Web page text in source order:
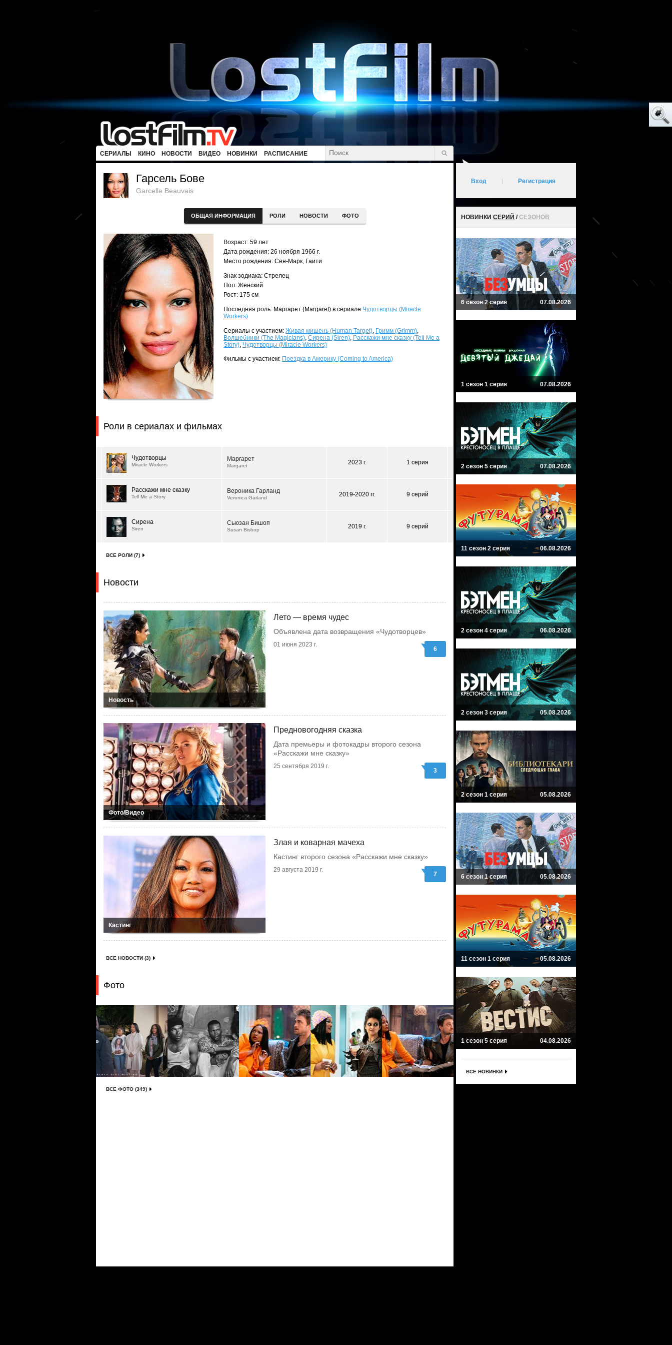
СЕРИАЛЫ КИНО НОВОСТИ ВИДЕО НОВИНКИ РАСПИСАНИЕ
Гарсель Бове
Garcelle Beauvais
ОБЩАЯ ИНФОРМАЦИЯ РОЛИ НОВОСТИ ФОТО
Возраст: 59 лет
Дата рождения: 26 ноября 1966 г.
Место рождения: Сен-Марк, Гаити
Знак зодиака: Стрелец
Пол: Женский
Рост: 175 см
Последняя роль: Маргарет (Margaret) в сериале Чудотворцы (Miracle
Workers)
Сериалы с участием: Живая мишень (Human Target), Гримм (Grimm),
Волшебники (The Magicians), Сирена (Siren), Расскажи мне сказку (Tell Me a
Story), Чудотворцы (Miracle Workers)
Фильмы с участием: Поездка в Америку (Coming to America)
Роли в сериалах и фильмах
Чудотворцы
Miracle Workers
Маргарет
Margaret 2023 г. 1 серия
Расскажи мне сказку
Tell Me a Story
Вероника Гарланд
Veronica Garland 2019-2020 гг. 9 серий
Сирена
Siren
Сьюзан Бишоп
Susan Bishop 2019 г. 9 серий
ВСЕ РОЛИ (7)
Новости
Новость
Лето — время чудес
Объявлена дата возвращения «Чудотворцев»
01 июня 2023 г.
6
Фото/Видео
Предновогодняя сказка
Дата премьеры и фотокадры второго сезона
«Расскажи мне сказку»
25 сентября 2019 г.
3
Кастинг
Злая и коварная мачеха
Кастинг второго сезона «Расскажи мне сказку»
29 августа 2019 г.
7
ВСЕ НОВОСТИ (3)
Фото
ВСЕ ФОТО (349)
Вход Регистрация
НОВИНКИ СЕРИЙ /СЕЗОНОВ
6 сезон 2 серия 07.08.2026
1 сезон 1 серия 07.08.2026
2 сезон 5 серия 07.08.2026
11 сезон 2 серия 06.08.2026
2 сезон 4 серия 06.08.2026
2 сезон 3 серия 05.08.2026
2 сезон 1 серия 05.08.2026
6 сезон 1 серия 05.08.2026
11 сезон 1 серия 05.08.2026
1 сезон 5 серия 04.08.2026
ВСЕ НОВИНКИ